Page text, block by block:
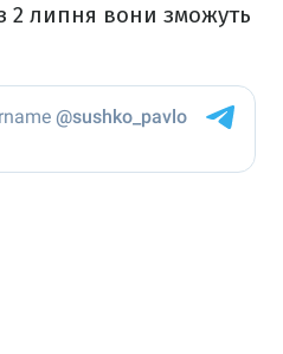
липня вони зможуть